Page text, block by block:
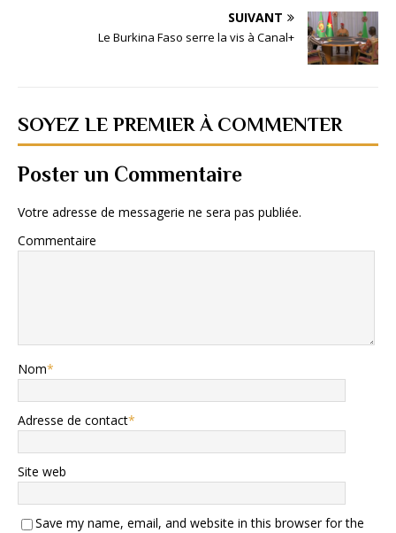
SUIVANT
Le Burkina Faso serre la vis à Canal+
SOYEZ LE PREMIER À COMMENTER
Poster un Commentaire
Votre adresse de messagerie ne sera pas publiée.
Commentaire
Nom*
Adresse de contact*
Site web
Save my name, email, and website in this browser for the